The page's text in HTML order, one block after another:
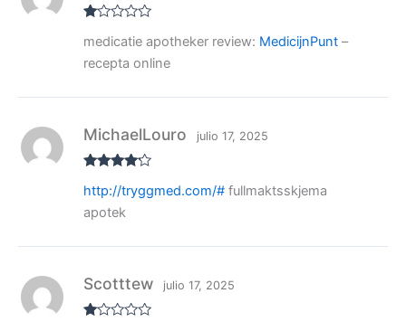
al
ad
de
5
medicatie apotheker review: MedicijnPunt–
recepta online
con4de
MichaelLouro julio 17, 2025
http://tryggmed.com/#fullmaktsskjema
apotek
Scotttew julio 17, 2025